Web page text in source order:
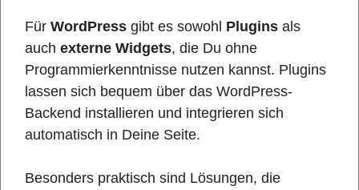
Für WordPress gibt es sowohl Plugins als
auch externe Widgets, die Du ohne
Programmierkenntnisse nutzen kannst. Plugins
lassen sich bequem über das WordPress-
Backend installieren und integrieren sich
automatisch in Deine Seite.
Besonders praktisch sind Lösungen, die